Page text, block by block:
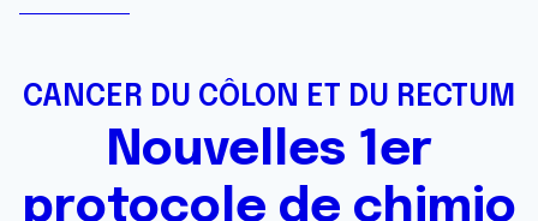
CANCER DU CÔLON ET DU RECTUM
Nouvelles 1er
protocole de chimio